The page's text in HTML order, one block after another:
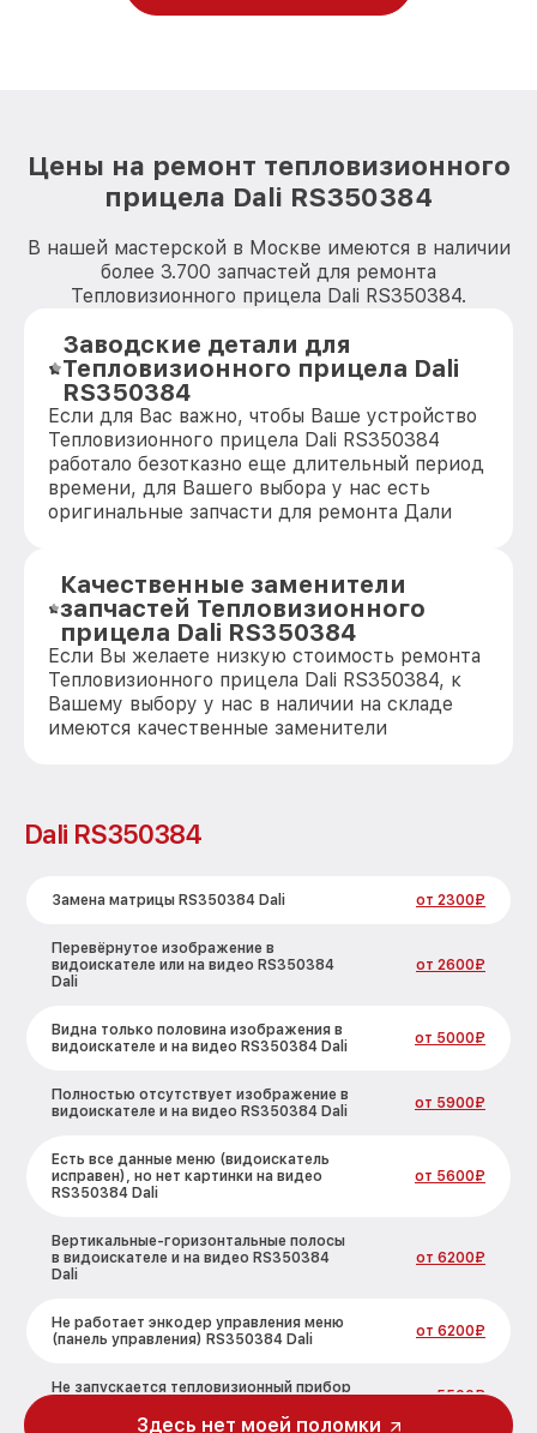
Цены на ремонт тепловизионного
прицела Dali RS350384
В нашей мастерской в Москве имеются в наличии
более 3.700 запчастей для ремонта
Тепловизионного прицела Dali RS350384.
Заводские детали для
Тепловизионного прицела Dali
RS350384
Если для Вас важно, чтобы Ваше устройство
Тепловизионного прицела Dali RS350384
работало безотказно еще длительный период
времени, для Вашего выбора у нас есть
оригинальные запчасти для ремонта Дали
Качественные заменители
запчастей Тепловизионного
прицела Dali RS350384
Если Вы желаете низкую стоимость ремонта
Тепловизионного прицела Dali RS350384, к
Вашему выбору у нас в наличии на складе
имеются качественные заменители
Dali RS350384
Замена матрицы RS350384 Dali от 2300₽
Перевёрнутое изображение в
видоискателе или на видео RS350384
Dali
от 2600₽
Видна только половина изображения в
видоискателе и на видео RS350384 Dali
от 5000₽
Полностью отсутствует изображение в
видоискателе и на видео RS350384 Dali
от 5900₽
Есть все данные меню (видоискатель
исправен), но нет картинки на видео
RS350384 Dali
от 5600₽
Вертикальные-горизонтальные полосы
в видоискателе и на видео RS350384
Dali
от 6200₽
Не работает энкодер управления меню
(панель управления) RS350384 Dali
от 6200₽
Не запускается тепловизионный прибор
от 5500₽
Здесь нет моей поломки